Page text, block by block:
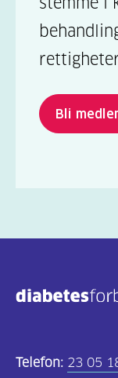
Bli
Telefon: 23 05